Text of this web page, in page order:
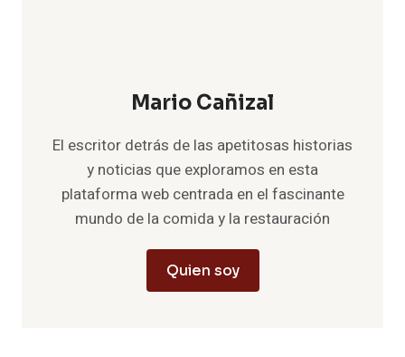
Mario Cañizal
El escritor detrás de las apetitosas historias
y noticias que exploramos en esta
plataforma web centrada en el fascinante
mundo de la comida y la restauración
Quien soy